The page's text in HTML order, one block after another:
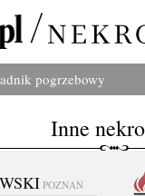
pogrzebowy
Inne
POZNAŃ